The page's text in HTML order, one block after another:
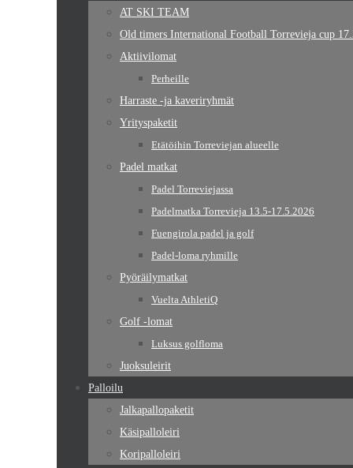
AT SKI TEAM
Old timers International Football Torrevieja cup
Aktiivilomat
Perheille
Harraste -ja kaveriryhmät
Yrityspaketit
Etätöihin Torreviejan alueelle
Padel matkat
Padel Torreviejassa
Padelmatka Torrevieja 13.5-17.5.2026
Fuengirola padel ja golf
Padel-loma ryhmille
Pyöräilymatkat
Vuelta AthletiQ
Golf -lomat
Luksus golfloma
Juoksuleirit
Palloilu
Jalkapallopaketit
Käsipalloleiri
Koripalloleiri